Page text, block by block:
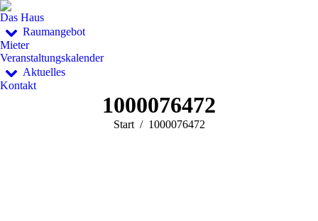
Das Haus
Raumangebot
Mieter
Veranstaltungskalender
Aktuelles
Kontakt
1000076472
Sie befinden sich hier:
Start 1000076472